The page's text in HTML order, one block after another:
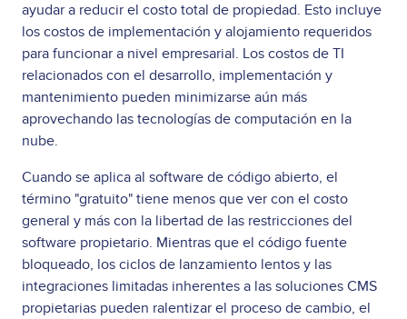
ayudar a reducir el costo total de propiedad. Esto incluye
los costos de implementación y alojamiento requeridos
para funcionar a nivel empresarial. Los costos de TI
relacionados con el desarrollo, implementación y
mantenimiento pueden minimizarse aún más
aprovechando las tecnologías de computación en la
nube.
Cuando se aplica al software de código abierto, el
término "gratuito" tiene menos que ver con el costo
general y más con la libertad de las restricciones del
software propietario. Mientras que el código fuente
bloqueado, los ciclos de lanzamiento lentos y las
integraciones limitadas inherentes a las soluciones CMS
propietarias pueden ralentizar el proceso de cambio, el